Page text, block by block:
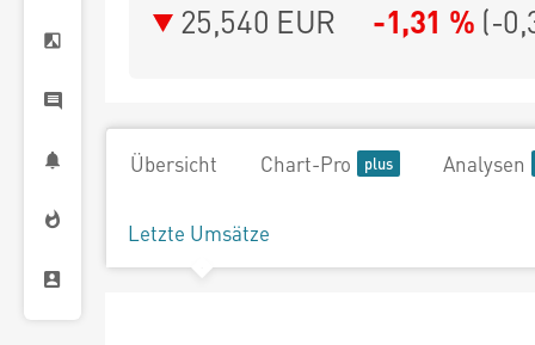
25,540 EUR -1,31 % (-
Übersicht Chart-Pro Analysen
Letzte Umsätze